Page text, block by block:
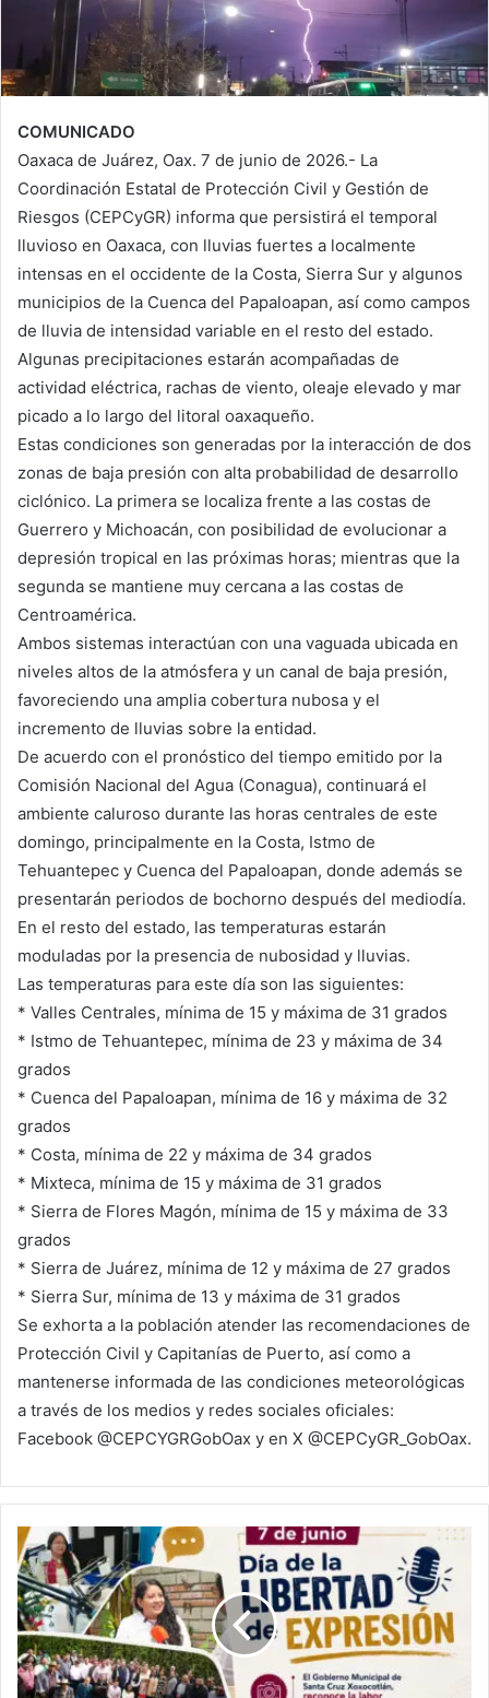
COMUNICADO
Oaxaca de Juárez, Oax. 7 de junio de 2026.- La
Coordinación Estatal de Protección Civil y Gestión de
Riesgos (CEPCyGR) informa que persistirá el temporal
lluvioso en Oaxaca, con lluvias fuertes a localmente
intensas en el occidente de la Costa, Sierra Sur y algunos
municipios de la Cuenca del Papaloapan, así como campos
de lluvia de intensidad variable en el resto del estado.
Algunas precipitaciones estarán acompañadas de
actividad eléctrica, rachas de viento, oleaje elevado y mar
picado a lo largo del litoral oaxaqueño.
Estas condiciones son generadas por la interacción de dos
zonas de baja presión con alta probabilidad de desarrollo
ciclónico. La primera se localiza frente a las costas de
Guerrero y Michoacán, con posibilidad de evolucionar a
depresión tropical en las próximas horas; mientras que la
segunda se mantiene muy cercana a las costas de
Centroamérica.
Ambos sistemas interactúan con una vaguada ubicada en
niveles altos de la atmósfera y un canal de baja presión,
favoreciendo una amplia cobertura nubosa y el
incremento de lluvias sobre la entidad.
De acuerdo con el pronóstico del tiempo emitido por la
Comisión Nacional del Agua (Conagua), continuará el
ambiente caluroso durante las horas centrales de este
domingo, principalmente en la Costa, Istmo de
Tehuantepec y Cuenca del Papaloapan, donde además se
presentarán periodos de bochorno después del mediodía.
En el resto del estado, las temperaturas estarán
moduladas por la presencia de nubosidad y lluvias.
Las temperaturas para este día son las siguientes:
* Valles Centrales, mínima de 15 y máxima de 31 grados
* Istmo de Tehuantepec, mínima de 23 y máxima de 34
grados
* Cuenca del Papaloapan, mínima de 16 y máxima de 32
grados
* Costa, mínima de 22 y máxima de 34 grados
* Mixteca, mínima de 15 y máxima de 31 grados
* Sierra de Flores Magón, mínima de 15 y máxima de 33
grados
* Sierra de Juárez, mínima de 12 y máxima de 27 grados
* Sierra Sur, mínima de 13 y máxima de 31 grados
Se exhorta a la población atender las recomendaciones de
Protección Civil y Capitanías de Puerto, así como a
mantenerse informada de las condiciones meteorológicas
a través de los medios y redes sociales oficiales:
Facebook @CEPCYGRGobOax y en X @CEPCyGR_GobOax.